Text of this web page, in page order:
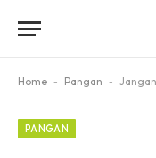
Home - Pangan -
PANGAN